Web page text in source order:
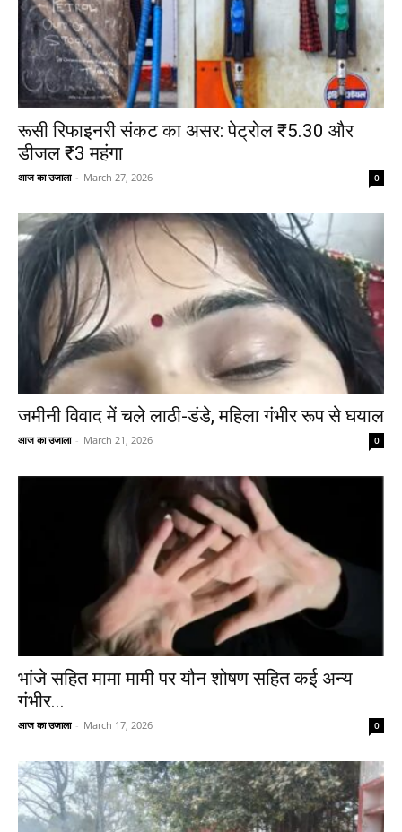
रूसी रिफाइनरी संकट का असर: पेट्रोल ₹5.30 और
डीजल ₹3 महंगा
आज का उजाला - March 27, 2026 0
जमीनी विवाद में चले लाठी-डंडे, महिला गंभीर रूप से घयाल
आज का उजाला - March 21, 2026 0
भांजे सहित मामा मामी पर यौन शोषण सहित कई अन्य
गंभीर...
आज का उजाला - March 17, 2026 0